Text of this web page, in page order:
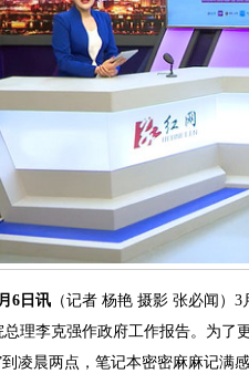
6日讯 （记者 杨艳 摄影 张必闻）
理李克强作政府工作报告。为了
到凌晨两点，笔记本密密麻麻记满